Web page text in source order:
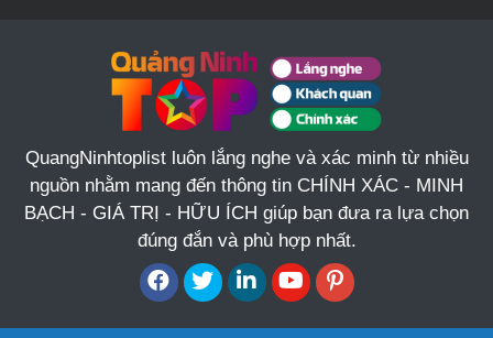
QuangNinhtoplist luôn lắng nghe và xác minh từ nhiều
nguồn nhằm mang đến thông tin CHÍNH XÁC - MINH
BẠCH - GIÁ TRỊ - HỮU ÍCH giúp bạn đưa ra lựa chọn
đúng đắn và phù hợp nhất.